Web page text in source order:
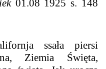
01.08 1925 s. 148
ssała piersi
Ziemia Święta,